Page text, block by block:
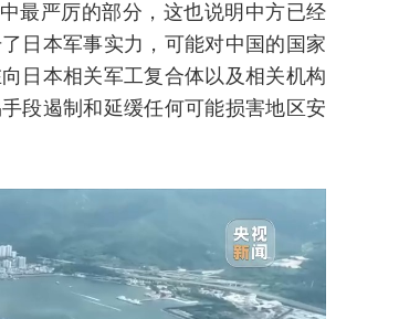
最严厉的部分，这也说明中方已经
日本军事实力，可能对中国的国家
日本相关军工复合体以及相关机构
段遏制和延缓任何可能损害地区安